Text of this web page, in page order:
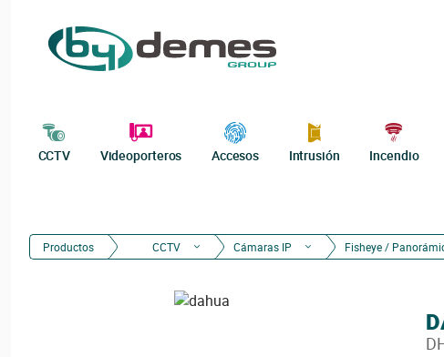
CCTV Videoporteros Accesos Intrusión Incendio
Productos CCTV Cámaras IP Fisheye /